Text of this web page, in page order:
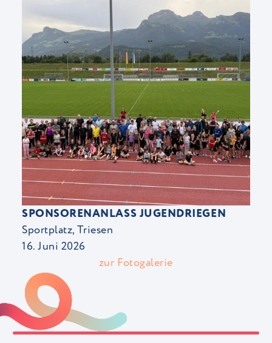
SPONSORENANLASS JUGENDRIEGEN
Sportplatz, Triesen
16. Juni 2026
zur Fotogalerie